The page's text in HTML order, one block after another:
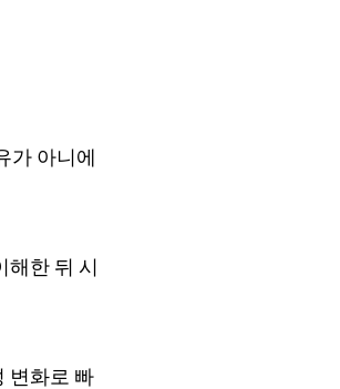
가 아니에
해한 뒤 시
변화로 빠